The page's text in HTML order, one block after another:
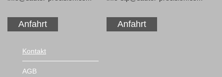
Anfahrt Anfahrt
überspringen
Kontakt
AGB